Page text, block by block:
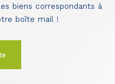
biens correspondants à
boîte mail !